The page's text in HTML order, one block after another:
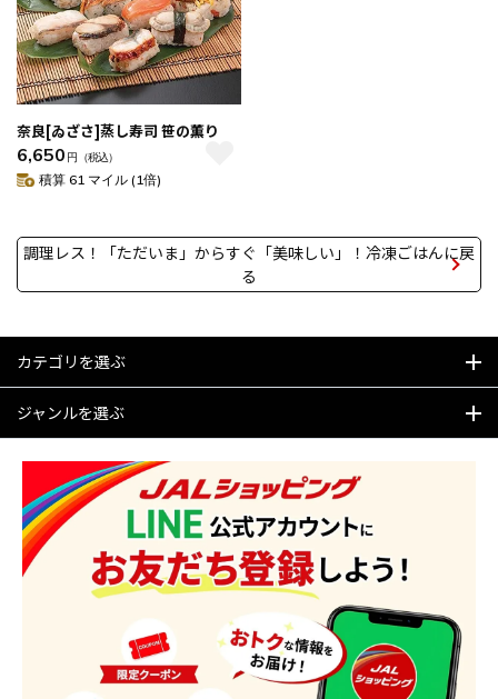
奈良[ゐざさ]蒸し寿司 笹の薫り
6,650 円 （税込）
積算 61 マイル (1倍)
調理レス！「ただいま」からすぐ「美味しい」！冷凍ごはんに戻
る
カテゴリを選ぶ
ジャンルを選ぶ